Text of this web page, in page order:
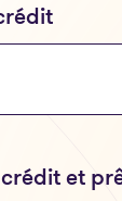
saisir
et
saisir